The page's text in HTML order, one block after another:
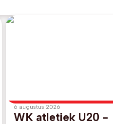
6 augustus 2026
WK atletiek U20 -